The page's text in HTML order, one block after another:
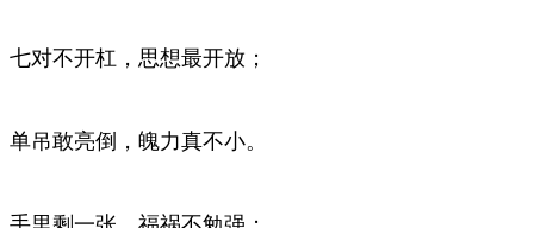
七对不开杠，思想最开放；
单吊敢亮倒，魄力真不小。